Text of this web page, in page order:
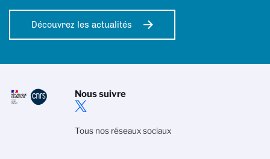
Découvrez les actualités
Nous suivre
Tous nos réseaux sociaux